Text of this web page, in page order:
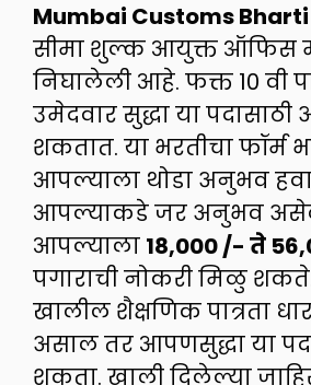
Mumbai Customs
सीमा शुल्क आयुक्त ऑफिस
निघालेली आहे. फक्त 10 वी
उमेदवार सुद्धा या पदासाठी
शकतात. या भरतीचा फॉर्म
आपल्याला थोडा अनुभव
आपल्याकडे जर अनुभव
आपल्याला 18,000 /- ते
पगाराची नोकरी मिळु
खालील शैक्षणिक पात्रता
असाल तर आपणसुद्धा या
शकता. खाली दिलेल्या